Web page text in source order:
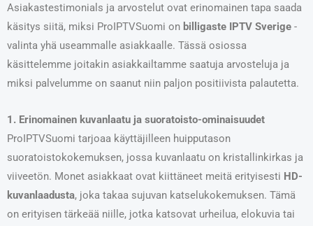
Asiakastestimonials ja arvostelut ovat erinomainen tapa saada
käsitys siitä, miksi ProIPTVSuomi on billigaste IPTV Sverige -
valinta yhä useammalle asiakkaalle. Tässä osiossa
käsittelemme joitakin asiakkailtamme saatuja arvosteluja ja
miksi palvelumme on saanut niin paljon positiivista palautetta.
1. Erinomainen kuvanlaatu ja suoratoisto-ominaisuudet
ProIPTVSuomi tarjoaa käyttäjilleen huipputason
suoratoistokokemuksen, jossa kuvanlaatu on kristallinkirkas ja
viiveetön. Monet asiakkaat ovat kiittäneet meitä erityisesti HD-
kuvanlaadusta, joka takaa sujuvan katselukokemuksen. Tämä
on erityisen tärkeää niille, jotka katsovat urheilua, elokuvia tai